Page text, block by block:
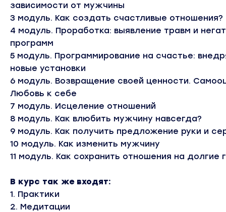
зависимости от мужчины
3 модуль. Как создать счастливые отношения?
4 модуль. Проработка: выявление травм и
программ
5 модуль. Программирование на счастье:
новые установки
6 модуль. Возвращение своей ценности.
Любовь к себе
7 модуль. Исцеление отношений
8 модуль. Как влюбить мужчину навсегда?
9 модуль. Как получить предложение руки и
10 модуль. Как изменить мужчину
11 модуль. Как сохранить отношения на долгие
В курс так же входят:
1. Практики
2. Медитации